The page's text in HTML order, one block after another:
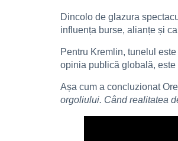
Dincolo de glazura
influența burse, alianțe și
Pentru Kremlin, tunelul
opinia publică globală,
Așa cum a concluzionat
orgoliului. Când realitatea